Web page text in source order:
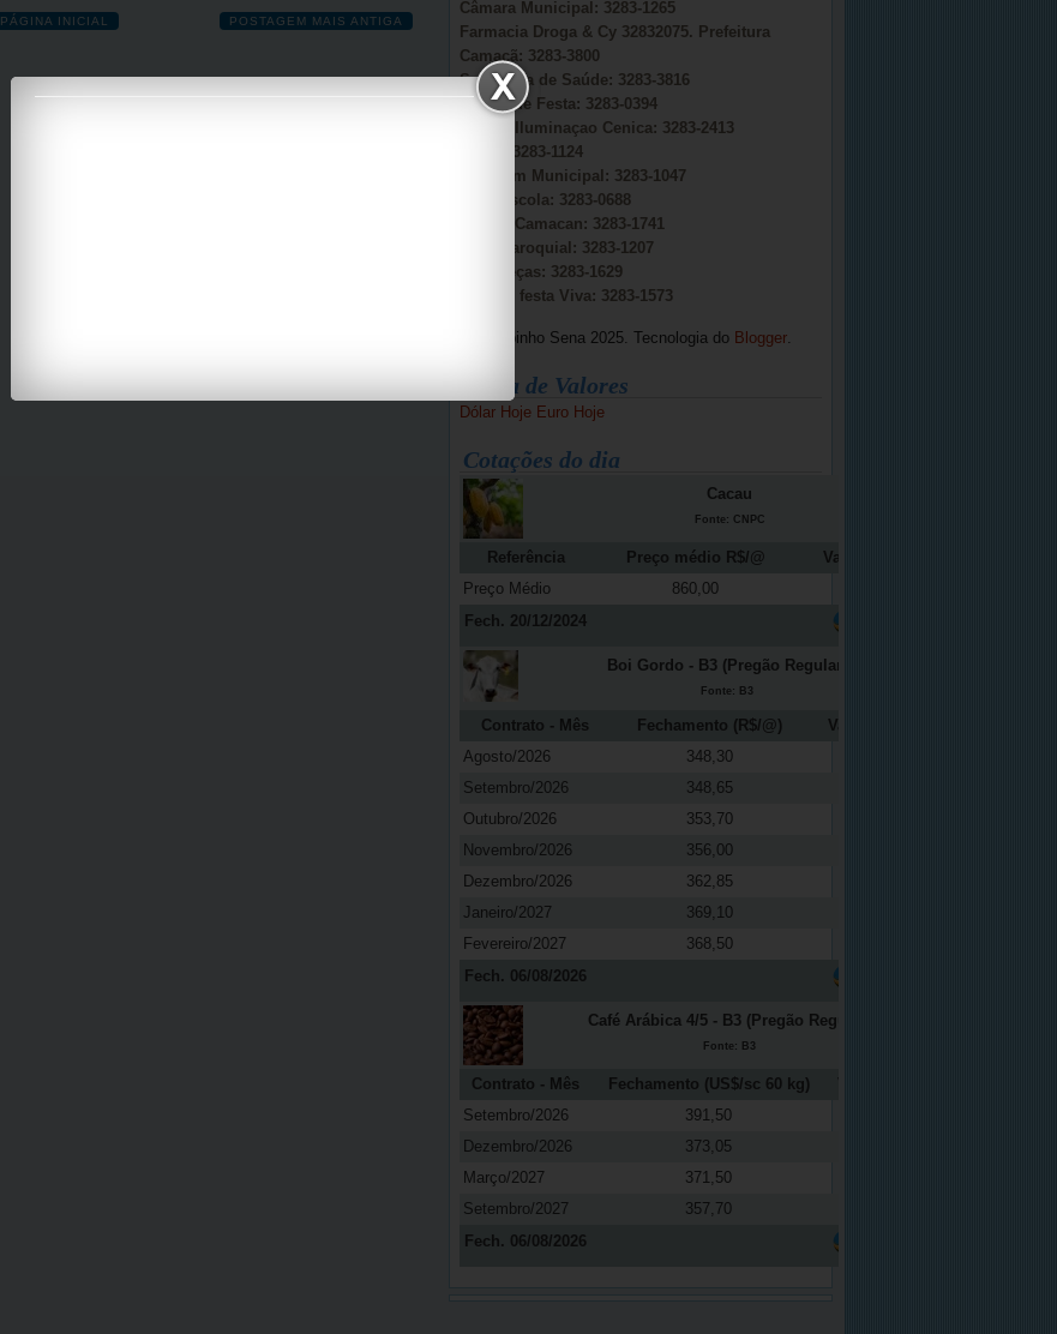
POSTAGEM MAIS ANTIGA
PÁGINA INICIAL
Câmara Municipal: 3283-1265
Farmacia Droga & Cy 32832075. Prefeitura
Camacã: 3283-3800
Secretária de Saúde: 3283-3816
Sonho de Festa: 3283-0394
AmmC Iluminaçao Cenica: 3283-2413
CAPS: 3283-1124
Garagem Municipal: 3283-1047
Auto Escola: 3283-0688
Viação Camacan: 3283-1741
Casa Paroquial: 3283-1207
Bike Peças: 3283-1629
Espaço festa Viva: 3283-1573
Jabinho Sena 2025. Tecnologia do Blogger.
Bolsa de Valores
Dólar Hoje Euro Hoje
Cotações do dia
Cacau
Fonte: CNPC
Referência Preço médio R$/@
Variação (%)
Preço Médio
860,00
Fech. 20/12/2024
Boi Gordo - B3 (Pregão Regular)
Fonte: B3
Contrato - Mês Fechamento (R$/@)
Variação (%)
Agosto/2026
348,30
Setembro/2026
348,65
Outubro/2026
353,70
Novembro/2026
356,00
Dezembro/2026
362,85
Janeiro/2027
369,10
Fevereiro/2027
368,50
Fech. 06/08/2026
Café Arábica 4/5 - B3 (Pregão Regular)
Fonte: B3
Contrato - Mês Fechamento (US$/sc 60 kg)
Setembro/2026
391,50
Dezembro/2026
373,05
Março/2027
371,50
Setembro/2027
357,70
Fech. 06/08/2026